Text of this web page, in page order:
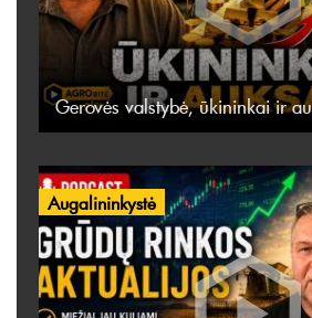
Gerovės valstybė, ūkininkai ir
Augalininkystė